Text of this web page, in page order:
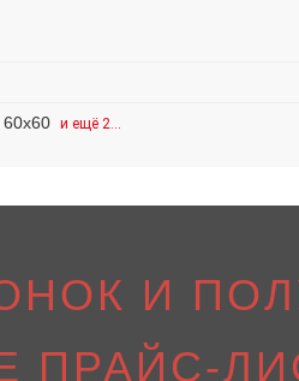
и ещё 2…
И
ПРАЙС-